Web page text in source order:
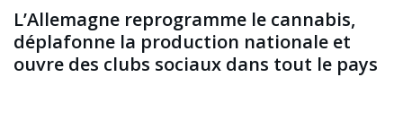
L’Allemagne reprogramme le cannabis,
déplafonne la production nationale et
ouvre des clubs sociaux dans tout le pays